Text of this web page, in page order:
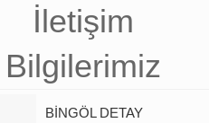
İletişim
Bilgilerimiz
BİNGÖL DETAY